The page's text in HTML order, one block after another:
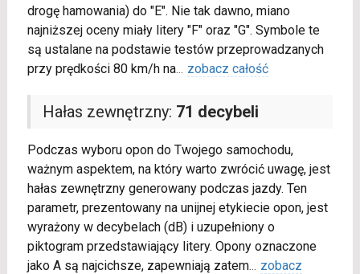
drogę hamowania) do "E". Nie tak dawno, miano
najniższej oceny miały litery "F" oraz "G". Symbole te
są ustalane na podstawie testów przeprowadzanych
przy prędkości 80 km/h na... zobacz całość
Hałas zewnętrzny: 71 decybeli
Podczas wyboru opon do Twojego samochodu,
ważnym aspektem, na który warto zwrócić uwagę, jest
hałas zewnętrzny generowany podczas jazdy. Ten
parametr, prezentowany na unijnej etykiecie opon, jest
wyrażony w decybelach (dB) i uzupełniony o
piktogram przedstawiający litery. Opony oznaczone
jako A są najcichsze, zapewniają zatem... zobacz